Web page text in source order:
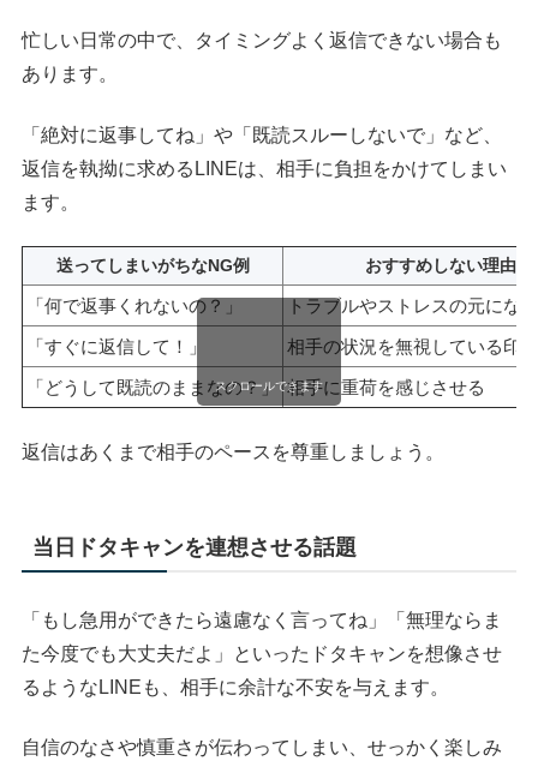
忙しい日常の中で、タイミングよく返信できない場合も
あります。
「絶対に返事してね」や「既読スルーしないで」など、
返信を執拗に求めるLINEは、相手に負担をかけてしまい
ます。
送ってしまいがちなNG例 おすすめしない理由
「何で返事くれないの？」
トラブルやストレスの元にな
「すぐに返信して！」
相手の状況を無視している印
「どうして既読のままなの？」 相手に重荷を感じさせる
スクロールできます
返信はあくまで相手のペースを尊重しましょう。
当日ドタキャンを連想させる話題
「もし急用ができたら遠慮なく言ってね」「無理ならま
た今度でも大丈夫だよ」といったドタキャンを想像させ
るようなLINEも、相手に余計な不安を与えます。
自信のなさや慎重さが伝わってしまい、せっかく楽しみ